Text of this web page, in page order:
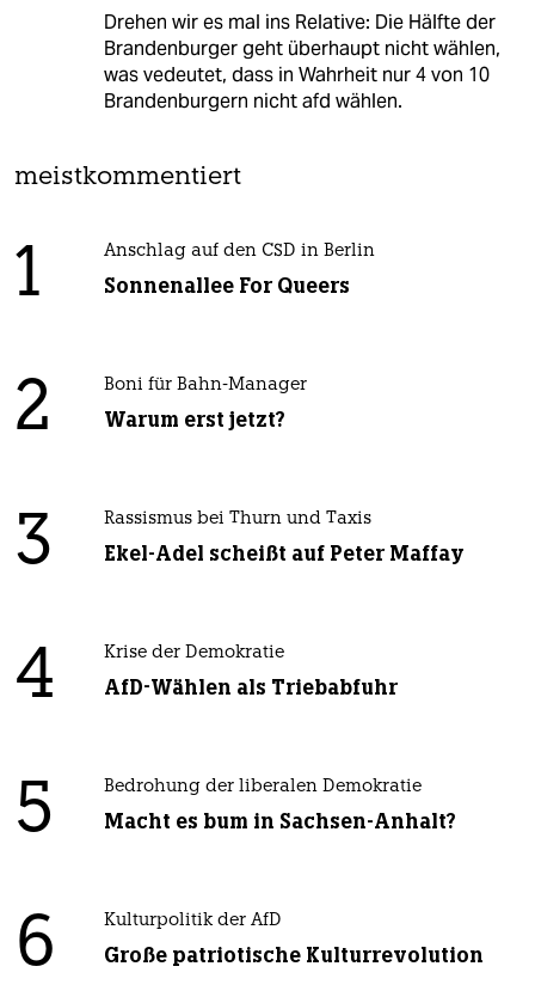
Drehen wir es mal ins Relative: Die Hälfte der
Brandenburger geht überhaupt nicht wählen,
was vedeutet, dass in Wahrheit nur 4 von 10
Brandenburgern nicht afd wählen.
meistkommentiert
1 Anschlag auf den CSD in Berlin
Sonnenallee For Queers
2 Boni für Bahn-Manager
Warum erst jetzt?
3 Rassismus bei Thurn und Taxis
Ekel-Adel scheißt auf Peter Maffay
4 Krise der Demokratie
AfD-Wählen als Triebabfuhr
5 Bedrohung der liberalen Demokratie
Macht es bum in Sachsen-Anhalt?
6 Kulturpolitik der AfD
Große patriotische Kulturrevolution